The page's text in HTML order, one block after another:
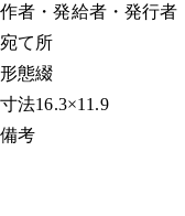
作者・発給者・発行者
宛て所
形態綴
寸法16.3×11.9
備考